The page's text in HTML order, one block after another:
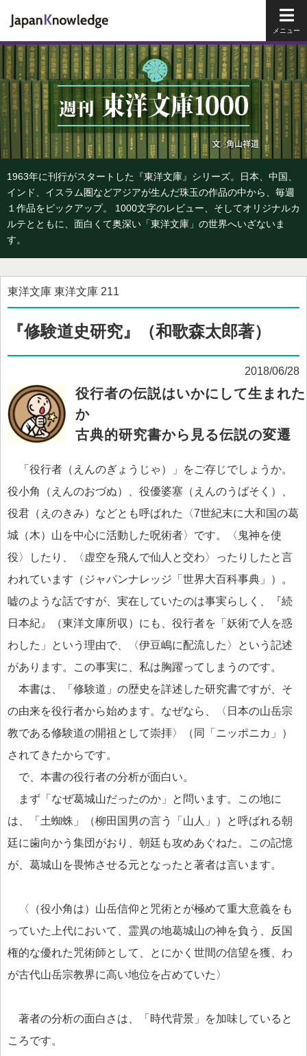
1963年に刊行がスタートした『東洋文庫』シリーズ。日本、中国、
インド、イスラム圏などアジアが生んだ珠玉の作品の中から、毎週
１作品をピックアップ。 1000文字のレビュー、そしてオリジナルカ
ルテとともに、面白くて奥深い「東洋文庫」の世界へいざないま
す。
東洋文庫 東洋文庫 211
『修験道史研究』（和歌森太郎著）
2018/06/28
役行者の伝説はいかにして生まれた
か
古典的研究書から見る伝説の変遷
「役行者（えんのぎょうじゃ）」をご存じでしょうか。
役小角（えんのおづぬ）、役優婆塞（えんのうばそく）、
役君（えのきみ）などとも呼ばれた〈7世紀末に大和国の葛
城（木）山を中心に活動した呪術者〉です。〈鬼神を使
役〉したり、〈虚空を飛んで仙人と交わ〉ったりしたと言
われています（ジャパンナレッジ「世界大百科事典」）。
嘘のような話ですが、実在していたのは事実らしく、『続
日本紀』（東洋文庫所収）にも、役行者を「妖術で人を惑
わした」という理由で、〈伊豆嶋に配流した〉という記述
があります。この事実に、私は胸躍ってしまうのです。
本書は、「修験道」の歴史を詳述した研究書ですが、そ
の由来を役行者から始めます。なぜなら、〈日本の山岳宗
教である修験道の開祖として崇拝〉（同「ニッポニカ」）
されてきたからです。
で、本書の役行者の分析が面白い。
まず「なぜ葛城山だったのか」と問います。この地に
は、「土蜘蛛」（柳田国男の言う「山人」）と呼ばれる朝
廷に歯向かう集団がおり、朝廷も攻めあぐねた。この記憶
が、葛城山を畏怖させる元となったと著者は言います。
〈（役小角は）山岳信仰と咒術とが極めて重大意義をも
っていた上代において、霊異の地葛城山の神を負う、反国
権的な優れた咒術師として、とにかく世間の信望を獲、わ
が古代山岳宗教界に高い地位を占めていた〉
著者の分析の面白さは、「時代背景」を加味していると
ころです。